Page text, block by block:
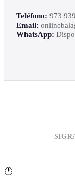
Teléfono: 973
Email:
WhatsApp:
🕐